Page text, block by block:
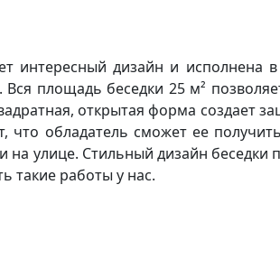
дизайн и исполнена
площадь беседки 25 м²
открытая форма создает
что обладатель сможет ее
улице. Стильный дизайн
такие работы у нас.